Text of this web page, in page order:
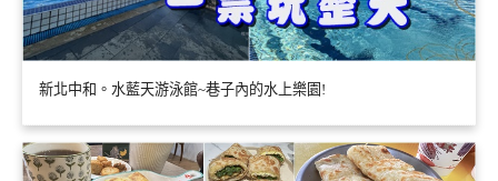
新北中和。水藍天游泳館~巷子內的水上樂園!